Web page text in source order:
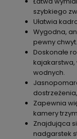
szybkiego
Ułatwia
Wygodna,
pewny chwyt.
Doskonałe
wodnych.
Zapewnia
kamery
Znajdująca
nadgarstek